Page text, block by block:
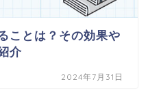
ことは？その効果や
介
2024年7月31日